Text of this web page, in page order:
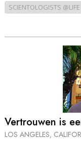
SCIENTOLOGISTS @LIFE
Vertrouwen is
LOS ANGELES,